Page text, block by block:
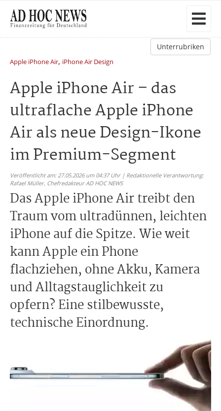
Unterrubriken
Apple iPhone Air, iPhone Air Design
Apple iPhone Air – das
ultraflache Apple iPhone
Air als neue Design-Ikone
im Premium-Segment
Veröffentlicht am: 27.05.2026 um 04:37 Uhr | Redaktionelle Verantwortung:
Rafael Müller, Chefredakteur AD HOC NEWS
Das Apple iPhone Air treibt den
Traum vom ultradünnen, leichten
iPhone auf die Spitze. Wie weit
kann Apple ein Phone
flachziehen, ohne Akku, Kamera
und Alltagstauglichkeit zu
opfern? Eine stilbewusste,
technische Einordnung.